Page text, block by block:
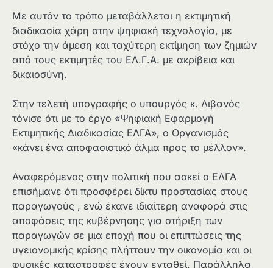
Με αυτόν το τρόπο μεταβάλλεται η εκτιμητική
διαδικασία χάρη στην ψηφιακή τεχνολογία, με
στόχο την άμεση και ταχύτερη εκτίμηση των ζημιών
από τους εκτιμητές του ΕΛ.Γ.Α. με ακρίβεια και
δικαιοσύνη.
Στην τελετή υπογραφής ο υπουργός κ. Λιβανός
τόνισε ότι με το έργο «Ψηφιακή Εφαρμογή
Εκτιμητικής Διαδικασίας ΕΛΓΑ», ο Οργανισμός
«κάνει ένα αποφασιστικό άλμα προς το μέλλον».
Αναφερόμενος στην πολιτική που ασκεί ο ΕΛΓΑ
επισήμανε ότι προσφέρει δίκτυ προστασίας στους
παραγωγούς , ενώ έκανε ιδιαίτερη αναφορά στις
αποφάσεις της κυβέρνησης για στήριξη των
παραγωγών σε μια εποχή που οι επιπτώσεις της
υγειονομικής κρίσης πλήττουν την οικονομία και οι
φυσικές καταστροφές έχουν ενταθεί. Παράλληλα